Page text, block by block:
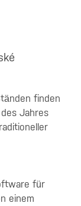
finden
Jahres
für
einem